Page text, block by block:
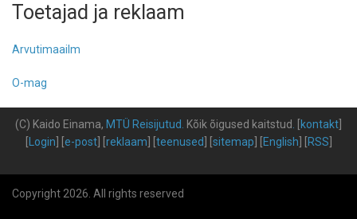
Toetajad ja reklaam
Arvutimaailm
O-mag
(C) Kaido Einama, MTÜ Reisijutud Kõik õigused kaitstud kontakt
Login e-post] [ reklaam teenused sitemap English RSS
Copyright 2026. All rights reserved